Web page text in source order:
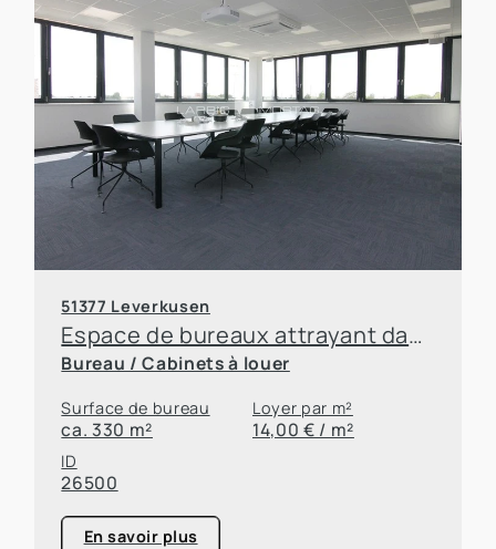
51377 Leverkusen
Espace de bureaux attrayant dans le parc d'innovation de Leverkusen
Bureau / Cabinets à louer
Surface de bureau
ca. 330 m²
Loyer par m²
14,00 € / m²
ID
26500
En savoir plus